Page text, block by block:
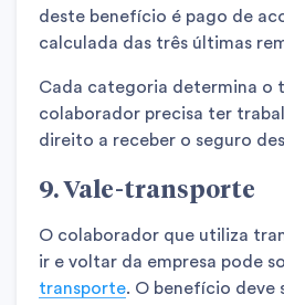
deste benefício é pago de
calculada das três últimas
Cada categoria determina o
colaborador precisa ter
direito a receber o seguro
9. Vale-transporte
O colaborador que utiliza
ir e voltar da empresa pode
transporte. O benefício deve